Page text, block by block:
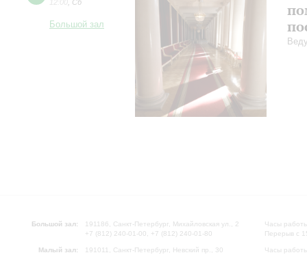
12:00 Сб
Большой зал
Большой зал:
191186, Санкт-Петербург, Михайловская ул., 2
+7 (812) 240-01-00, +7 (812) 240-01-80
Малый зал:
191011, Санкт-Петербург, Невский пр., 30
Часы
Перерыв с
Часы